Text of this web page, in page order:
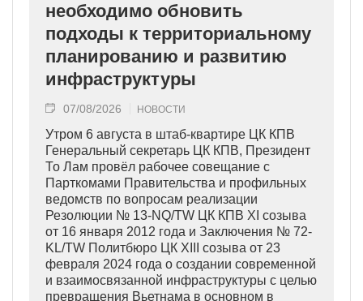
необходимо обновить
подходы к территориальному
планированию и развитию
инфраструктуры
07/08/2026 НОВОСТИ
Утром 6 августа в штаб-квартире ЦК КПВ
Генеральный секретарь ЦК КПВ, Президент
То Лам провёл рабочее совещание с
Парткомами Правительства и профильных
ведомств по вопросам реализации
Резолюции № 13-NQ/TW ЦК КПВ XI созыва
от 16 января 2012 года и Заключения № 72-
KL/TW Политбюро ЦК XIII созыва от 23
февраля 2024 года о создании современной
и взаимосвязанной инфраструктуры с целью
превращения Вьетнама в основном в